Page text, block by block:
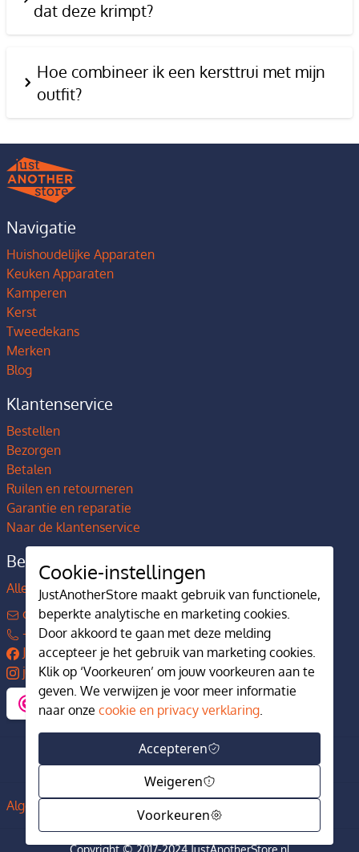
dat deze krimpt?
Hoe combineer ik een kersttrui met mijn
outfit?
Navigatie
Huishoudelijke Apparaten
Keuken Apparaten
Kamperen
Kerst
Tweedekans
Merken
Blog
Klantenservice
Bestellen
Bezorgen
Betalen
Ruilen en retourneren
Garantie en reparatie
Naar de klantenservice
Bedrijfsgegevens
Alles over JustAnotherStore
contact@justanotherstore.nl
+31 73 644 7405
JustAnotherStore
justanotherstore.nl
Algemene voorwaarden Privacy en cookiebeleid
Copyright © 2017-2024 JustAnotherStore.nl
Cookie-instellingen
JustAnotherStore maakt gebruik van functionele,
beperkte analytische en marketing cookies.
Door akkoord te gaan met deze melding
accepteer je het gebruik van marketing cookies.
Klik op ‘Voorkeuren’ om jouw voorkeuren aan te
geven. We verwijzen je voor meer informatie
naar onze cookie en privacy verklaring.
Accepteren
Weigeren
Voorkeuren